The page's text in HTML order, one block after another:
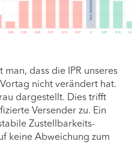
dass die IPR unseres
nicht verändert hat.
dargestellt. Dies trifft
Versender zu. Ein
Zustellbarkeits-
keine Abweichung zum